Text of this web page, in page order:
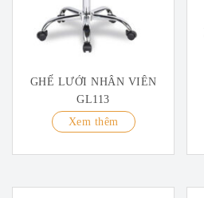
GHẾ LƯỚI NHÂN VIÊN
GL113
Xem thêm